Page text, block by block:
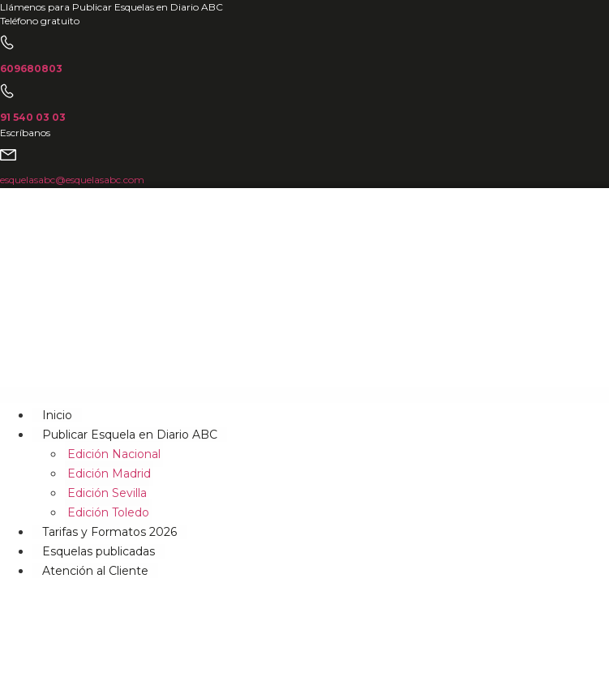
Ir
al
contenido
Llámenos para Publicar Esquelas en Diario ABC
Teléfono gratuito
609680803
91 540 03 03
Escríbanos
esquelasabc@esquelasabc.com
Inicio
Publicar Esquela en Diario ABC
Edición Nacional
Edición Madrid
Edición Sevilla
Edición Toledo
Tarifas y Formatos 2026
Esquelas publicadas
Atención al Cliente